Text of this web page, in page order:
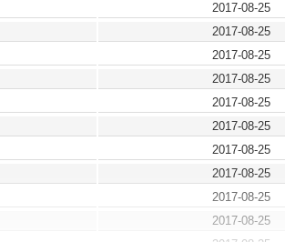
2017-08-25
2017-08-25
2017-08-25
2017-08-25
2017-08-25
2017-08-25
2017-08-25
2017-08-25
2017-08-25
2017-08-25